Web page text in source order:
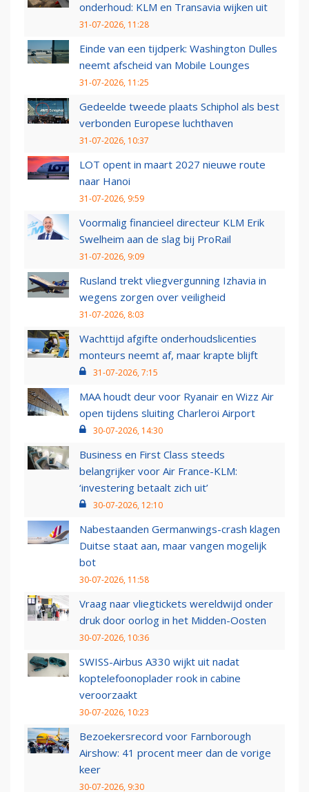
onderhoud: KLM en Transavia wijken uit
31-07-2026, 11:28
Einde van een tijdperk: Washington Dulles
neemt afscheid van Mobile Lounges
31-07-2026, 11:25
Gedeelde tweede plaats Schiphol als best
verbonden Europese luchthaven
31-07-2026, 10:37
LOT opent in maart 2027 nieuwe route
naar Hanoi
31-07-2026, 9:59
Voormalig financieel directeur KLM Erik
Swelheim aan de slag bij ProRail
31-07-2026, 9:09
Rusland trekt vliegvergunning Izhavia in
wegens zorgen over veiligheid
31-07-2026, 8:03
Wachttijd afgifte onderhoudslicenties
monteurs neemt af, maar krapte blijft
31-07-2026, 7:15
MAA houdt deur voor Ryanair en Wizz Air
open tijdens sluiting Charleroi Airport
30-07-2026, 14:30
Business en First Class steeds
belangrijker voor Air France-KLM:
‘investering betaalt zich uit’
30-07-2026, 12:10
Nabestaanden Germanwings-crash klagen
Duitse staat aan, maar vangen mogelijk
bot
30-07-2026, 11:58
Vraag naar vliegtickets wereldwijd onder
druk door oorlog in het Midden-Oosten
30-07-2026, 10:36
SWISS-Airbus A330 wijkt uit nadat
koptelefoonoplader rook in cabine
veroorzaakt
30-07-2026, 10:23
Bezoekersrecord voor Farnborough
Airshow: 41 procent meer dan de vorige
keer
30-07-2026, 9:30